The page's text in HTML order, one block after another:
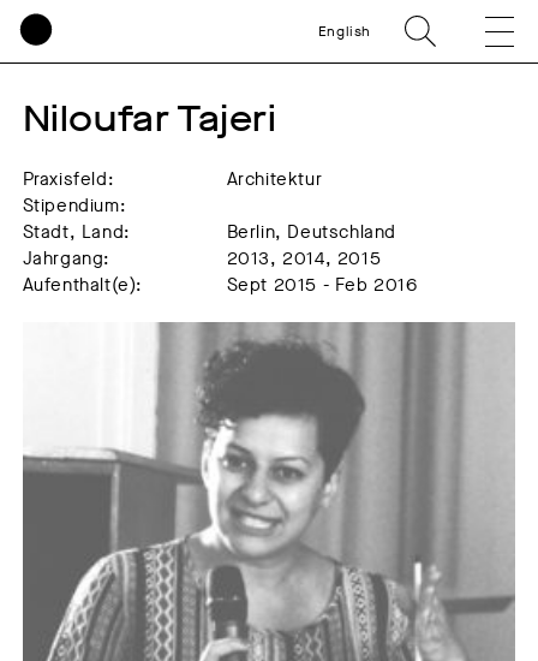
English
Niloufar Tajeri
Praxisfeld:
Architektur
Stipendium:
Stadt, Land:
Berlin, Deutschland
Jahrgang:
2013, 2014, 2015
Aufenthalt(e):
Sept 2015 - Feb 2016